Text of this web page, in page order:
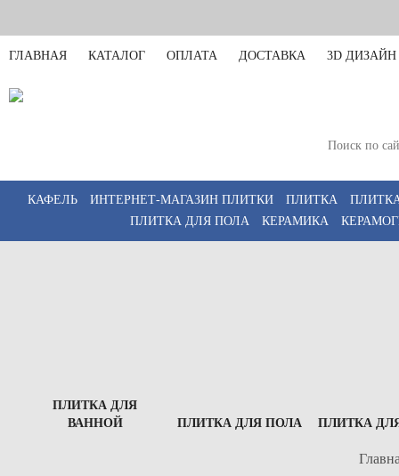
ГЛАВНАЯ КАТАЛОГ ОПЛАТА ДОСТАВКА 3D ДИЗАЙН
КАФЕЛЬ ИНТЕРНЕТ-МАГАЗИН ПЛИТКИ ПЛИТКА
ПЛИТКА ДЛЯ ПОЛА
КЕРАМИКА
ПЛИТКА ДЛЯ
ВАННОЙ
ПЛИТКА ДЛЯ ПОЛА ПЛИТКА